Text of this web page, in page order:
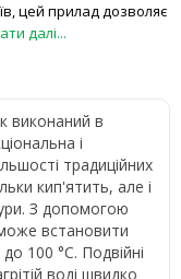
цей прилад дозволяє
далі...
виконаний в
і
традиційних
кип'ятить, але і
З допомогою
встановити
100 °C. Подвійні
воді швидко